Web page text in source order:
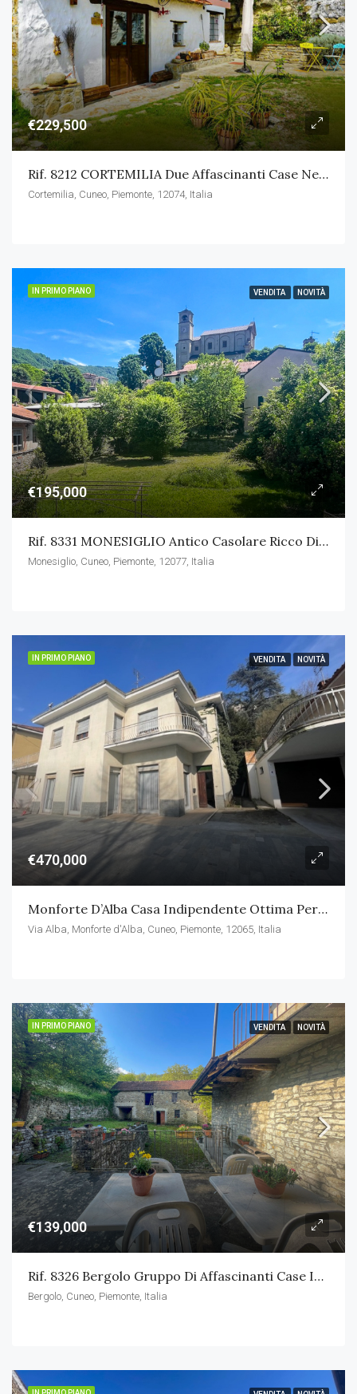
€229,500
Rif. 8212 CORTEMILIA Due Affascinanti Case Nel Cuore Delle Langhe
Cortemilia, Cuneo, Piemonte, 12074, Italia
IN PRIMO PIANO VENDITA NOVITÀ
€195,000
Rif. 8331 MONESIGLIO Antico Casolare Ricco Di Charme In Bel Paese Dell’alta Langa
Monesiglio, Cuneo, Piemonte, 12077, Italia
IN PRIMO PIANO VENDITA NOVITÀ
€470,000
Monforte D’Alba Casa Indipendente Ottima Per Abitazione E Attività
Via Alba, Monforte d'Alba, Cuneo, Piemonte, 12065, Italia
IN PRIMO PIANO VENDITA NOVITÀ
€139,000
Rif. 8326 Bergolo Gruppo Di Affascinanti Case In Pietra
Bergolo, Cuneo, Piemonte, Italia